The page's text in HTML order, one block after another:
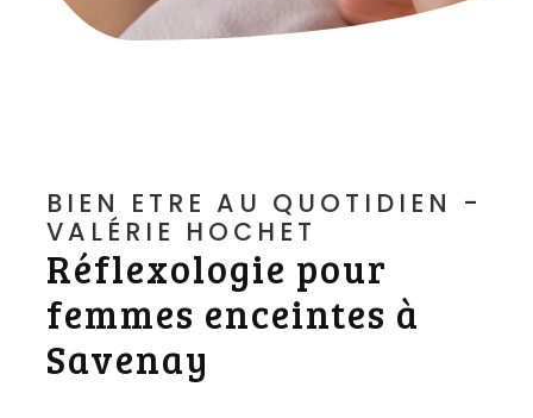
BIEN ETRE AU QUOTIDIEN -
VALÉRIE HOCHET
Réflexologie pour
femmes enceintes à
Savenay